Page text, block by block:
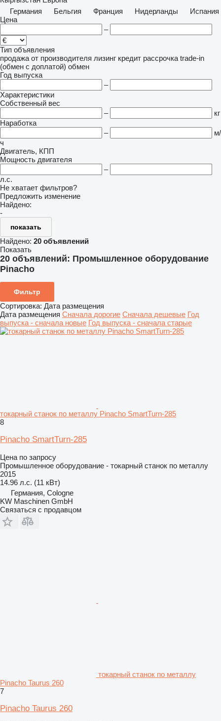
Германия
Бельгия Франция Нидерланды
Испания
Цена
–
Тип объявления
продажа от производителя лизинг кредит рассрочка trade-in
(обмен с доплатой) обмен
Год выпуска
–
Характеристики
Собственный вес
–
кг
Наработка
–
м/
ч
Двигатель, КПП
Мощность двигателя
–
л.с.
Не хватает фильтров?
Предложить изменение
Найдено:
-
показать
Найдено: 20 объявлений
Показать
20 объявлений: Промышленное оборудование
Pinacho
Фильтр
Сортировка: Дата размещения
Дата размещения Сначала дорогие Сначала дешевые Год
выпуска - сначала новые Год выпуска - сначала старые
токарный станок по металлу Pinacho SmartTurn-285
8
Pinacho SmartTurn-285
Цена по запросу
Промышленное оборудование - токарный станок по металлу
2015
14.96 л.с. (11 кВт)
Германия, Cologne
KW Maschinen GmbH
Связаться с продавцом
токарный станок по металлу
Pinacho Taurus 260
7
Pinacho Taurus 260